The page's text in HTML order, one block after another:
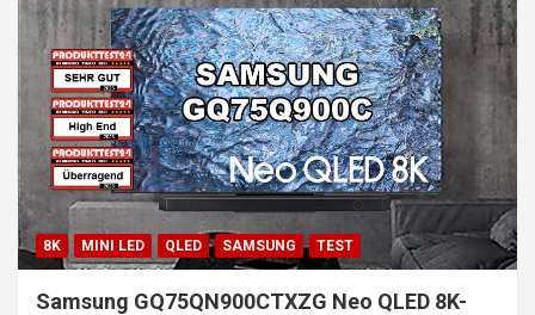
8K MINI LED QLED SAMSUNG TEST
Samsung GQ75QN900CTXZG Neo QLED 8K-